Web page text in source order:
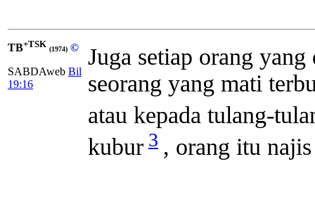
TB+TSK (1974) ©
SABDAweb Bil
19:16
Juga setiap orang
seorang yang mati
atau kepada tulang-
kubur 3 , orang itu